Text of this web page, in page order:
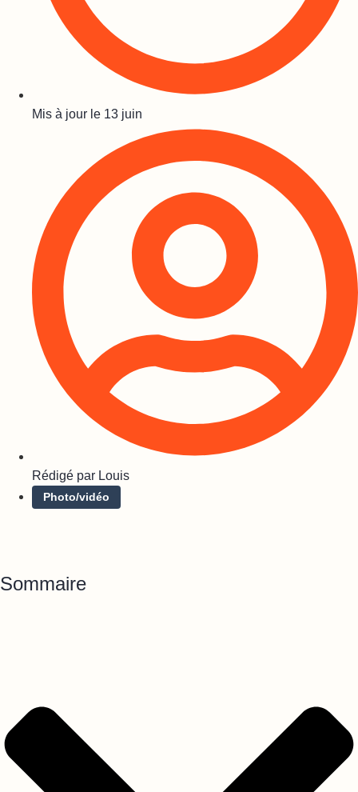
Mis à jour le 13 juin
Rédigé par Louis
Photo/vidéo
Sommaire